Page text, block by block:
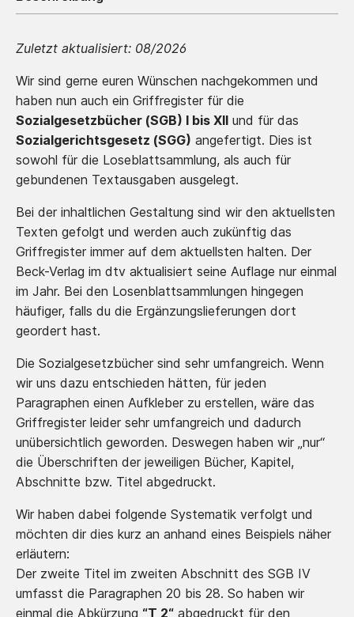
Zuletzt aktualisiert: 08/2026
Wir sind gerne euren Wünschen nachgekommen und
haben nun auch ein Griffregister für die
Sozialgesetzbücher (SGB) I bis XII und für das
Sozialgerichtsgesetz (SGG) angefertigt. Dies ist
sowohl für die Loseblattsammlung, als auch für
gebundenen Textausgaben ausgelegt.
Bei der inhaltlichen Gestaltung sind wir den aktuellsten
Texten gefolgt und werden auch zukünftig das
Griffregister immer auf dem aktuellsten halten. Der
Beck-Verlag im dtv aktualisiert seine Auflage nur einmal
im Jahr. Bei den Losenblattsammlungen hingegen
häufiger, falls du die Ergänzungslieferungen dort
geordert hast.
Die Sozialgesetzbücher sind sehr umfangreich. Wenn
wir uns dazu entschieden hätten, für jeden
Paragraphen einen Aufkleber zu erstellen, wäre das
Griffregister leider sehr umfangreich und dadurch
unübersichtlich geworden. Deswegen haben wir „nur“
die Überschriften der jeweiligen Bücher, Kapitel,
Abschnitte bzw. Titel abgedruckt.
Wir haben dabei folgende Systematik verfolgt und
möchten dir dies kurz an anhand eines Beispiels näher
erläutern:
Der zweite Titel im zweiten Abschnitt des SGB IV
umfasst die Paragraphen 20 bis 28. So haben wir
einmal die Abkürzung “T 2“ abgedruckt für den